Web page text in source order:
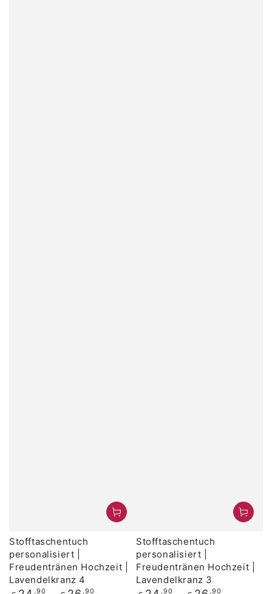
Stofftaschentuch
personalisiert |
Freudentränen Hochzeit |
Lavendelkranz 4
,90 ,90
Stofftaschentuch
personalisiert |
Freudentränen Hochzeit |
Lavendelkranz 3
,90 ,90